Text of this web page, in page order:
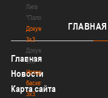
Лига
"Палова"
Документы
3х3
Документы
3х3
История
баскетбола
3х3
ГЛАВНАЯ
Главная
Новости
Карта сайта